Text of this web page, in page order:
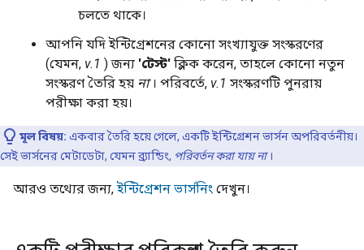
চলতে থাকে।
আপনি যদি ইন্টিগ্রেশনের কোনো সংখ্যাযুক্ত সংস্করণের
(যেমন, v.1 ) জন্য 'টেস্ট' ক্লিক করেন, তাহলে কোনো নতুন
সংস্করণ তৈরি হয় না। পরিবর্তে, v.1 সংস্করণটি পুনরায়
পরীক্ষা করা হয়।
মূল বিষয়: একবার তৈরি হয়ে গেলে, একটি ইন্টিগ্রেশন ভার্সন অপরিবর্তনীয়।
সেই ভার্সনের মেটাডেটা, যেমন ব্র্যান্ডিং, পরিবর্তন করা যায় না।
আরও তথ্যের জন্য,ইন্টিগ্রেশন ভার্সনিং দেখুন।